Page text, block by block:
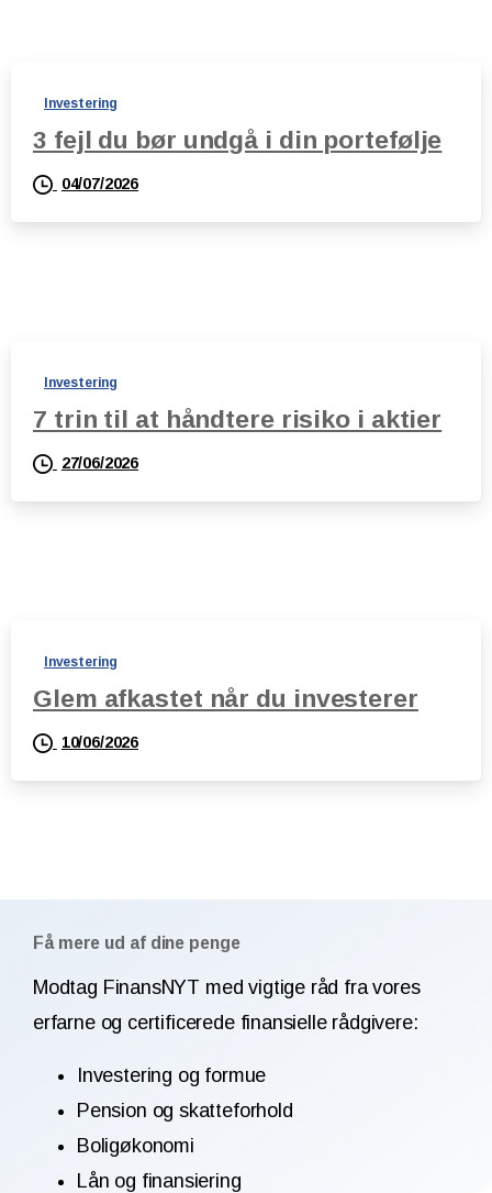
Investering
3 fejl du bør undgå i din portefølje
04/07/2026
Investering
7 trin til at håndtere risiko i aktier
27/06/2026
Investering
Glem afkastet når du investerer
10/06/2026
Få mere ud af dine penge
Modtag FinansNYT med vigtige råd fra vores
erfarne og certificerede finansielle rådgivere:
Investering og formue
Pension og skatteforhold
Boligøkonomi
Lån og finansiering